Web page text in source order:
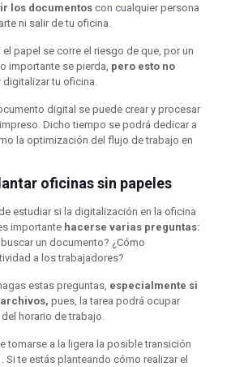
los documentos con cualquier persona
ni salir de tu oficina.
papel se corre el riesgo de que, por un
importante se pierda, pero esto no
tu oficina.
digital se puede crear y procesar
Dicho tiempo se podrá dedicar a
la optimización del flujo de trabajo en
oficinas sin papeles
estudiar si la digitalización en la oficina
importante hacerse varias preguntas:
un documento? ¿Cómo
a los trabajadores?
estas preguntas, especialmente si
pues, la tarea podrá ocupar
horario de trabajo.
tomarse a la ligera la posible transición
Si te estás planteando cómo realizar el